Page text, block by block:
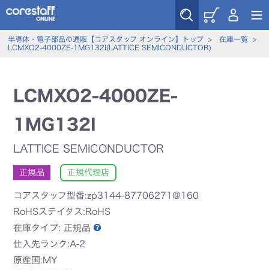
半導体・電子部品の通販【コアスタッフ オンライン】トップ> 在庫一覧>
LCMXO2-4000ZE-1MG132I(LATTICE SEMICONDUCTOR)
LCMXO2-4000ZE-
1MG132I
LATTICE SEMICONDUCTOR
正規品 正規代理店
コアスタッフ型番:zp3144-87706271@160
RoHSステイタス:RoHS
在庫タイプ: 正規品
仕入先ランク:A-2
原産国:MY